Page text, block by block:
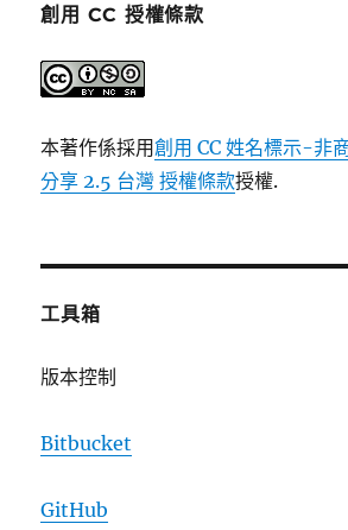
創用 CC 授權條款
本著作係採用創用 CC 姓名標示-非
分享 2.5 台灣 授權條款授權.
工具箱
版本控制
Bitbucket
GitHub